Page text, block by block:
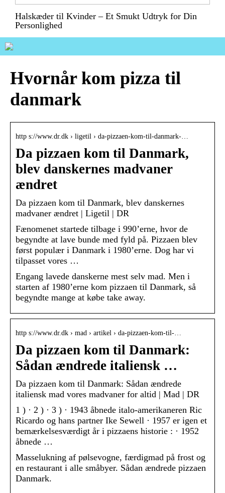
Halskæder til Kvinder – Et Smukt Udtryk for Din
Personlighed
Hvornår kom pizza til
danmark
http s://www.dr.dk › ligetil › da-pizzaen-kom-til-danmark-…
Da pizzaen kom til Danmark,
blev danskernes madvaner
ændret
Da pizzaen kom til Danmark, blev danskernes
madvaner ændret | Ligetil | DR
Fænomenet startede tilbage i 990’erne, hvor de
begyndte at lave bunde med fyld på. Pizzaen blev
først populær i Danmark i 1980’erne. Dog har vi
tilpasset vores …
Engang lavede danskerne mest selv mad. Men i
starten af 1980’erne kom pizzaen til Danmark, så
begyndte mange at købe take away.
http s://www.dr.dk › mad › artikel › da-pizzaen-kom-til-…
Da pizzaen kom til Danmark:
Sådan ændrede italiensk …
Da pizzaen kom til Danmark: Sådan ændrede
italiensk mad vores madvaner for altid | Mad | DR
1 ) · 2 ) · 3 ) · 1943 åbnede italo-amerikaneren Ric
Ricardo og hans partner Ike Sewell · 1957 er igen et
bemærkelsesværdigt år i pizzaens historie : · 1952
åbnede …
Masselukning af pølsevogne, færdigmad på frost og
en restaurant i alle småbyer. Sådan ændrede pizzaen
Danmark.